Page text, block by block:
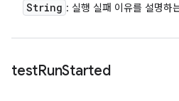
String : 실행 실패 이유를 설명하
testRunStarted